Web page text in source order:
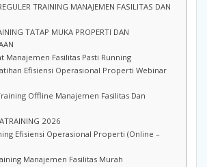
TRAINING MANAJEMEN FASILITAS DAN
TATAP MUKA PROPERTI DAN
Manajemen Fasilitas Pasti Running
Efisiensi Operasional Properti Webinar
Offline Manajemen Fasilitas Dan
2026
Efisiensi Operasional Properti (Online –
Manajemen Fasilitas Murah